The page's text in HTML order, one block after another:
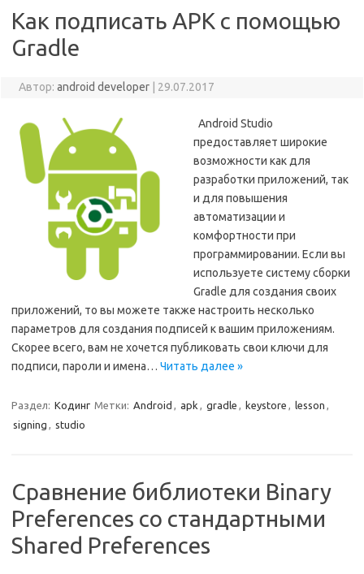
Как подписать APK с помощью
Gradle
Автор: android developer 29.07.2017
Android Studio
предоставляет широкие
возможности как для
разработки приложений, так
и для повышения
автоматизации и
комфортности при
программировании. Если вы
используете систему сборки
Gradle для создания своих
приложений, то вы можете также настроить несколько
параметров для создания подписей к вашим приложениям.
Скорее всего, вам не хочется публиковать свои ключи для
подписи, пароли и имена… Читать далее »
Раздел: Кодинг Метки: Android , apk , gradle , keystore , lesson ,
signing , studio
Сравнение библиотеки Binary
Preferences со стандартными
Shared Preferences